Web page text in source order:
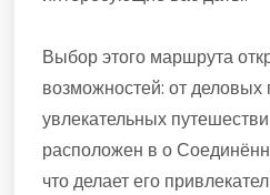
Выбор этого маршрута
возможностей: от деловых
увлекательных
расположен в о
что делает его